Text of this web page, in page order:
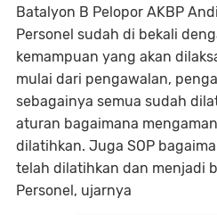
Batalyon B Pelopor AKBP
Personel sudah di bekali
kemampuan yang akan
mulai dari pengawalan,
sebagainya semua sudah
aturan bagaimana
dilatihkan. Juga SOP
telah dilatihkan dan menjadi
Personel, ujarnya